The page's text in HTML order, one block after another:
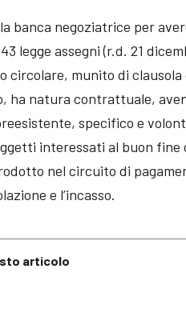
articolo
banca negoziatrice per
legge assegni (r.d. 21
circolare, munito di
ha natura contrattuale,
specifico e
interessati al buon fine
nel circuito di
e l’incasso.